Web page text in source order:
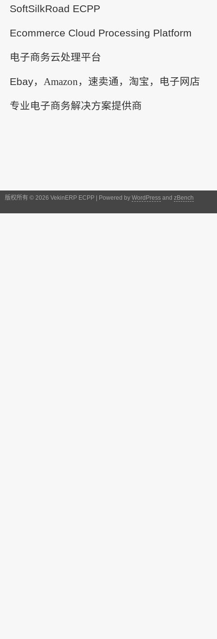
SoftSilkRoad ECPP
Ecommerce Cloud Processing Platform
电子商务云处理平台
Ebay， Amazon ，速卖通，淘宝，电子网店
专业电子商务解决方案提供商
版权所有 © 2026 VekinERP ECPP | Powered by WordPress and zBench